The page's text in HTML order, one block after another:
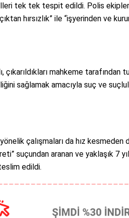
tek tek tespit edildi. Polis
hırsızlık” ile “işyerinden ve
mahkeme tarafından
sağlamak amacıyla suç ve
çalışmaları da hız kesmeden
suçundan aranan ve yaklaşık 7
edildi.